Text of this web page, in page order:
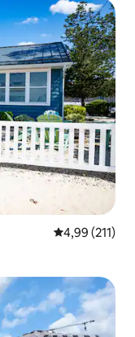
4,99 av 5 i
4,99 (211)